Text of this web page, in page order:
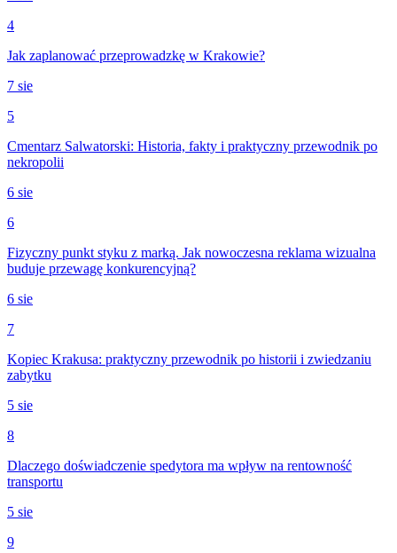
4
Jak zaplanować przeprowadzkę w Krakowie?
7 sie
5
Cmentarz Salwatorski: Historia, fakty i praktyczny przewodnik po
nekropolii
6 sie
6
Fizyczny punkt styku z marką. Jak nowoczesna reklama wizualna
buduje przewagę konkurencyjną?
6 sie
7
Kopiec Krakusa: praktyczny przewodnik po historii i zwiedzaniu
zabytku
5 sie
8
Dlaczego doświadczenie spedytora ma wpływ na rentowność
transportu
5 sie
9